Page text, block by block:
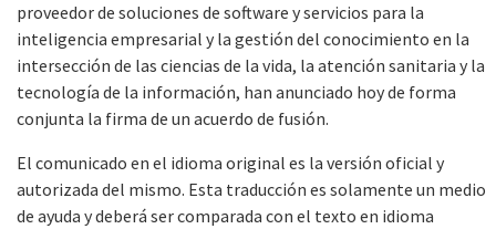
proveedor de soluciones de software y servicios para la
inteligencia empresarial y la gestión del conocimiento en la
intersección de las ciencias de la vida, la atención sanitaria y la
tecnología de la información, han anunciado hoy de forma
conjunta la firma de un acuerdo de fusión.
El comunicado en el idioma original es la versión oficial y
autorizada del mismo. Esta traducción es solamente un medio
de ayuda y deberá ser comparada con el texto en idioma